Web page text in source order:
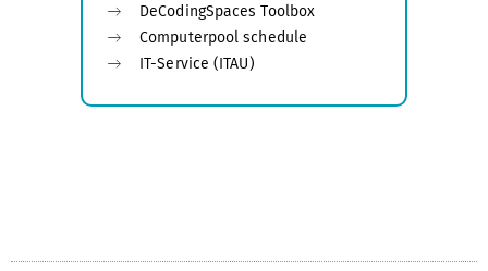
DeCodingSpaces Toolbox
Computerpool schedule
IT-Service (ITAU)